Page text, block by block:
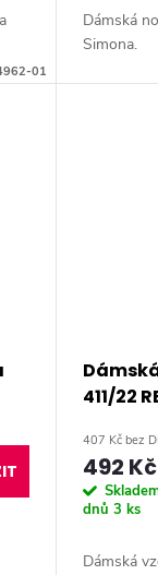
01
Dámská
Simona.
411/22
407 Kč bez
492 Kč
dnů 3 ks
Dámská